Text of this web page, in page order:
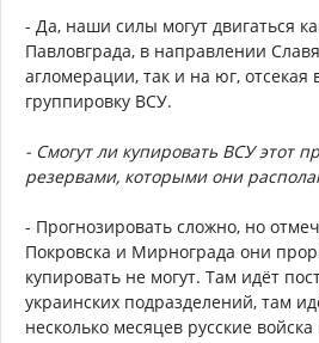
- Да, наши силы могут двигаться
Павловграда, в направлении
агломерации, так и на юг,
группировку ВСУ.
- Смогут ли купировать ВСУ этот
резервами, которыми они
- Прогнозировать сложно, но
Покровска и Мирнограда они
купировать не могут. Там идёт
украинских подразделений, там
несколько месяцев русские